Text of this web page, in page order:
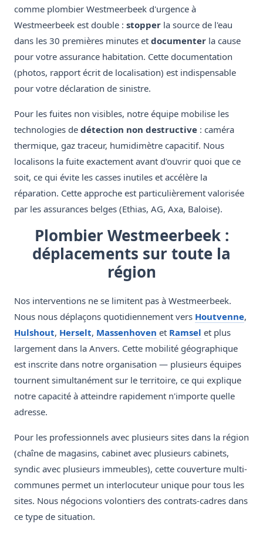
comme plombier Westmeerbeek d'urgence à
Westmeerbeek est double : stopper la source de l'eau
dans les 30 premières minutes et documenter la cause
pour votre assurance habitation. Cette documentation
(photos, rapport écrit de localisation) est indispensable
pour votre déclaration de sinistre.
Pour les fuites non visibles, notre équipe mobilise les
technologies de détection non destructive : caméra
thermique, gaz traceur, humidimètre capacitif. Nous
localisons la fuite exactement avant d'ouvrir quoi que ce
soit, ce qui évite les casses inutiles et accélère la
réparation. Cette approche est particulièrement valorisée
par les assurances belges (Ethias, AG, Axa, Baloise).
Plombier Westmeerbeek :
déplacements sur toute la
région
Nos interventions ne se limitent pas à Westmeerbeek.
Nous nous déplaçons quotidiennement vers Houtvenne,
Hulshout, Herselt, Massenhoven et Ramsel et plus
largement dans la Anvers. Cette mobilité géographique
est inscrite dans notre organisation — plusieurs équipes
tournent simultanément sur le territoire, ce qui explique
notre capacité à atteindre rapidement n'importe quelle
adresse.
Pour les professionnels avec plusieurs sites dans la région
(chaîne de magasins, cabinet avec plusieurs cabinets,
syndic avec plusieurs immeubles), cette couverture multi-
communes permet un interlocuteur unique pour tous les
sites. Nous négocions volontiers des contrats-cadres dans
ce type de situation.